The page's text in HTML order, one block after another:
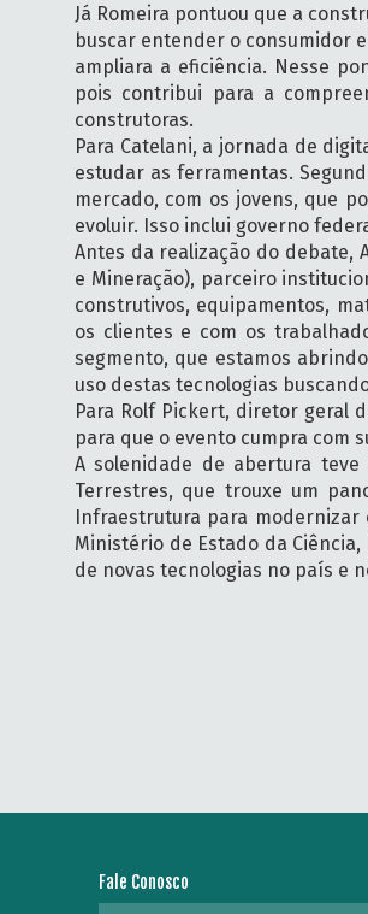
Já Romeira pontuou que a
buscar entender o consumidor
ampliara a eficiência. Nesse
pois contribui para a
construtoras.
Para Catelani, a jornada de
estudar as ferramentas.
mercado, com os jovens, que
evoluir. Isso inclui governo
Antes da realização do debate,
e Mineração), parceiro
construtivos, equipamentos,
os clientes e com os
segmento, que estamos
uso destas tecnologias
Para Rolf Pickert, diretor geral
para que o evento cumpra com
A solenidade de abertura
Terrestres, que trouxe um
Infraestrutura para modernizar
Ministério de Estado da
de novas tecnologias no país e
Fale Conosco